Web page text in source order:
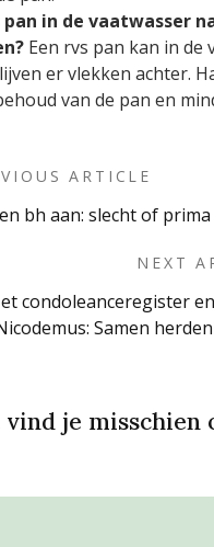
pan in de vaatwasser
Een rvs pan kan in de
er vlekken achter.
van de pan en
ARTICLE
bh aan: slecht of
NEXT
condoleanceregister
Samen
je misschien